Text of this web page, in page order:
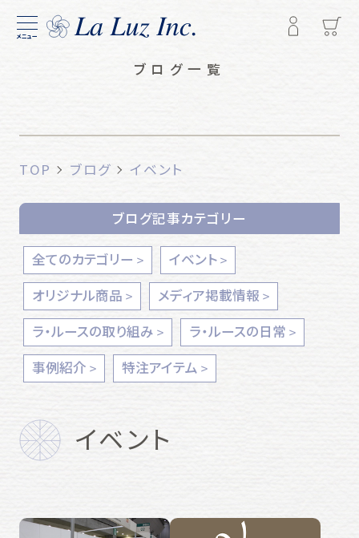
メニュー
ブログ一覧
TOP ブログ イベント
ブログ記事カテゴリー
全てのカテゴリー
イベント
オリジナル商品
メディア掲載情報
ラ・ルースの取り組み
ラ・ルースの日常
事例紹介
特注アイテム
イベント